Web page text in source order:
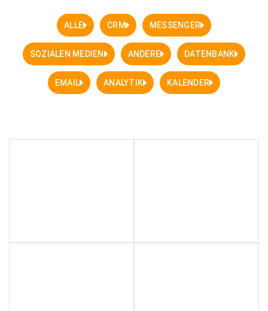
ALLE CRM MESSENGER
SOZIALEN MEDIEN ANDERE DATENBANK
EMAIL ANALYTIK KALENDER